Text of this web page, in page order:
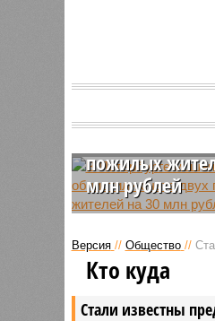
В Петербурге
пожилых
млн рублей
Мошенники украли
жителей Санкт-
данным фактам были
возбуждены
Версия // Общество //
Стали известны
Кто куда